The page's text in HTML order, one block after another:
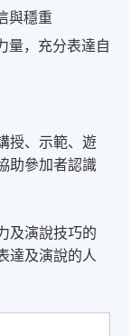
與穩重
量，充分表達自
授、示範、遊
助參加者認識
及演說技巧的
達及演說的人